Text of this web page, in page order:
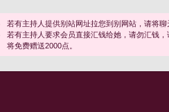
若有主持人提供别站网址拉您到别网站，请将
若有主持人要求会员直接汇钱给她，请勿汇钱
将免费赠送2000点。